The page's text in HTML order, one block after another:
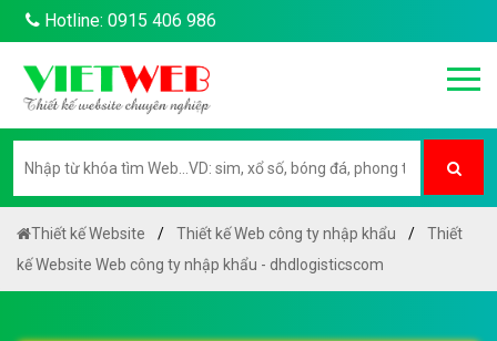
Hotline: 0915 406 986
Thiết kế Website Thiết kế Web công ty nhập khẩu
Thiết
kế Website Web công ty nhập khẩu - dhdlogisticscom